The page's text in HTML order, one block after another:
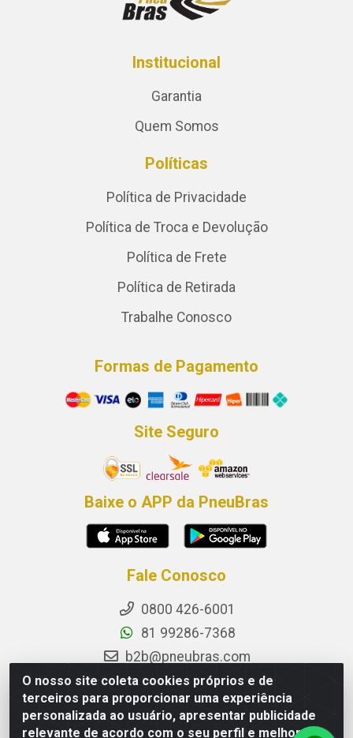
O nosso site coleta cookies próprios e de
terceiros para proporcionar uma experiência
personalizada ao usuário, apresentar publicidade
relevante de acordo com o seu perfil e melhorar a
Institucional
Garantia
Quem Somos
Políticas
Política de Privacidade
Política de Troca e Devolução
Política de Frete
Política de Retirada
Trabalhe Conosco
Formas de Pagamento
Site Seguro
Baixe o APP da PneuBras
Fale Conosco
0800 426-6001
81 99286-7368
b2b@pneubras.com
sac@pneubras.com.br
Instagram
Facebook